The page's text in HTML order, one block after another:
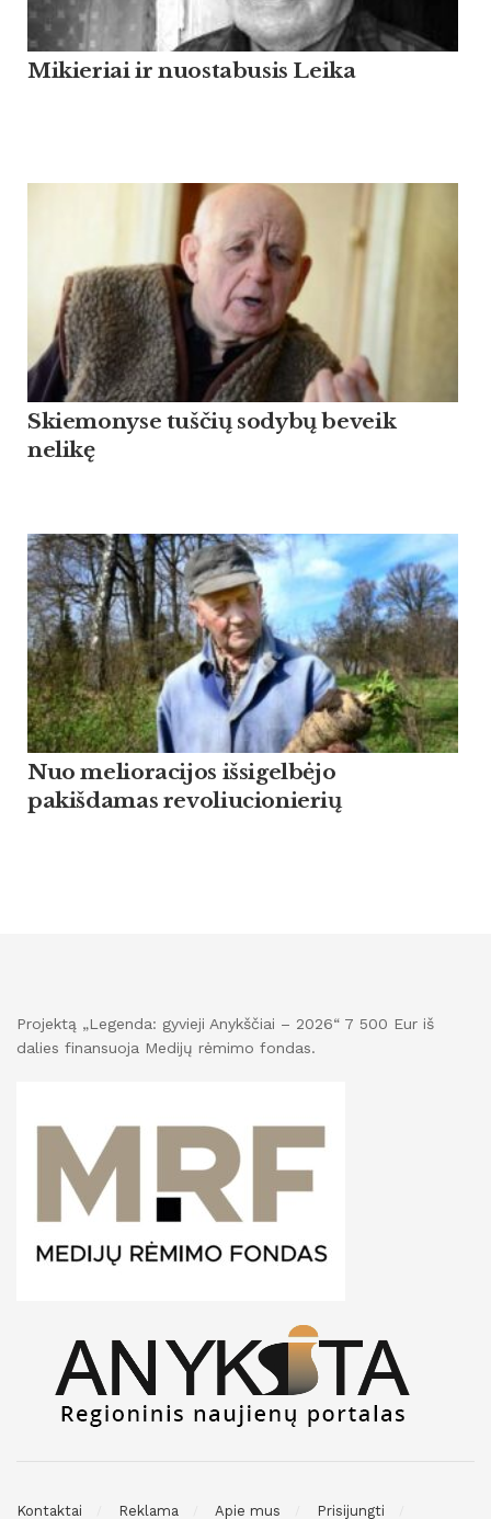
Mikieriai ir nuostabusis Leika
Skiemonyse tuščių sodybų beveik
nelikę
Nuo melioracijos išsigelbėjo
pakišdamas revoliucionierių
Projektą „Legenda: gyvieji Anykščiai – 2026“ 7 500 Eur iš
dalies finansuoja Medijų rėmimo fondas.
Kontaktai Reklama Apie mus Prisijungti